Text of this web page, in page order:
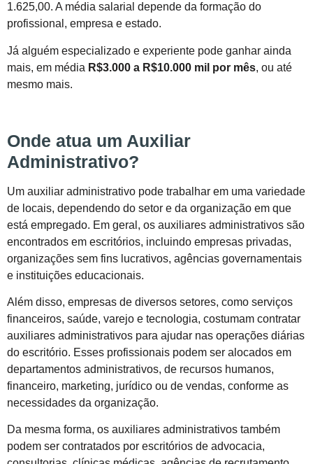
1.625,00. A média salarial depende da formação do
profissional, empresa e estado.
Já alguém especializado e experiente pode ganhar ainda
mais, em média R$3.000 a R$10.000 mil por mês, ou até
mesmo mais.
Onde atua um Auxiliar
Administrativo?
Um auxiliar administrativo pode trabalhar em uma variedade
de locais, dependendo do setor e da organização em que
está empregado. Em geral, os auxiliares administrativos são
encontrados em escritórios, incluindo empresas privadas,
organizações sem fins lucrativos, agências governamentais
e instituições educacionais.
Além disso, empresas de diversos setores, como serviços
financeiros, saúde, varejo e tecnologia, costumam contratar
auxiliares administrativos para ajudar nas operações diárias
do escritório. Esses profissionais podem ser alocados em
departamentos administrativos, de recursos humanos,
financeiro, marketing, jurídico ou de vendas, conforme as
necessidades da organização.
Da mesma forma, os auxiliares administrativos também
podem ser contratados por escritórios de advocacia,